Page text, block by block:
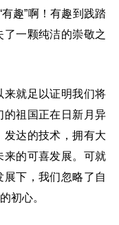
趣”啊！有趣到践踏
一颗纯洁的崇敬之
就足以证明我们将
的祖国正在日新月异
发达的技术，拥有大
来的可喜发展。可就
下，我们忽略了自
初心。